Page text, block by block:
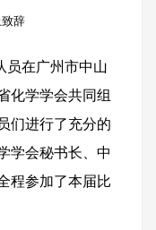
辞
员在广州市中山
化学学会共同组
们进行了充分的
学会秘书长、中
程参加了本届比